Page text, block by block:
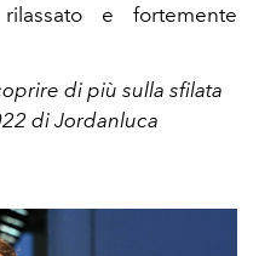
e fortemente
di più sulla sfilata
di Jordanluca